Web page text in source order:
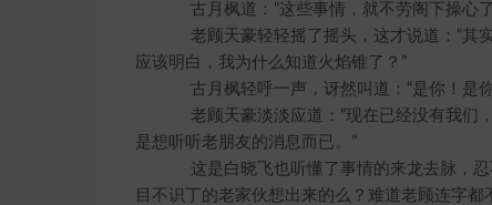
古月枫道：“这些事情，就不劳阁下操心
老顾天豪轻轻摇了摇头，这才说道：“其
应该明白，我为什么知道火焰锥了？”
古月枫轻呼一声，讶然叫道：“是你！是
老顾天豪淡淡应道：“现在已经没有我们
是想听听老朋友的消息而已。”
这是白晓飞也听懂了事情的来龙去脉，忍
目不识丁的老家伙想出来的么？难道老顾连字都